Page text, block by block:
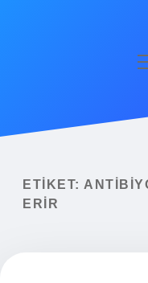
Yasal Uyarı
ETIKET:
ERIR